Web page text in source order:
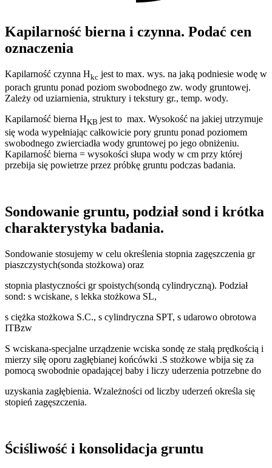
Kapilarność bierna i czynna. Podać cen
oznaczenia
Kapilarność czynna Hkc jest to max. wys. na jaką podniesie wodę w
porach gruntu ponad poziom swobodnego zw. wody gruntowej.
Zależy od uziarnienia, struktury i tekstury gr., temp. wody.
Kapilarność bierna HKBjest to max. Wysokość na jakiej utrzymuje
się woda wypełniając całkowicie pory gruntu ponad poziomem
swobodnego zwierciadła wody gruntowej po jego obniżeniu.
Kapilarność bierna = wysokości słupa wody w cm przy której
przebija się powietrze przez próbkę gruntu podczas badania.
Sondowanie gruntu, podział sond i krótka
charakterystyka badania.
Sondowanie stosujemy w celu określenia stopnia zagęszczenia gr
piaszczystych(sonda stożkowa) oraz
stopnia plastyczności gr spoistych(sondą cylindryczną). Podział
sond: s wciskane, s lekka stożkowa SL,
s ciężka stożkowa S.C., s cylindryczna SPT, s udarowo obrotowa
ITBzw
S wciskana-specjalne urządzenie wciska sondę ze stałą prędkością i
mierzy siłę oporu zagłębianej końcówki .S stożkowe wbija się za
pomocą swobodnie opadającej baby i liczy uderzenia potrzebne do
uzyskania zagłębienia. Wzależności od liczby uderzeń określa się
stopień zagęszczenia.
Ściśliwość i konsolidacja gruntu